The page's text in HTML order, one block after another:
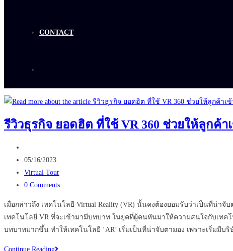
CONTACT
รีวิวธุรกิจ ยอดฮิต ที่ใช้ VR 360 ช่วยให้ลูกค้า
author:
Post
published:
05/16/2023
Post
category:
Virtual Tour
Post
0 Comments
เมื่อกล่าวถึง เทคโนโลยี Virtual Reality (VR) นั้นคงต้องยอมรับว่าเป็นที่น่
เทคโนโลยี VR ที่จะเข้ามามีบทบาท ในยุคที่ผู้คนหันมาให้ความสนใจกับเทค
บทบาทมากขึ้น ทำให้เทคโนโลยี ‘AR’ เริ่มเป็นที่น่าจับตามอง เพราะเริ่มมีบ
Continue Readingรีวิว